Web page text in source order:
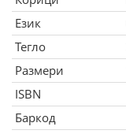
Език
Тегло
Размери
ISBN
Баркод